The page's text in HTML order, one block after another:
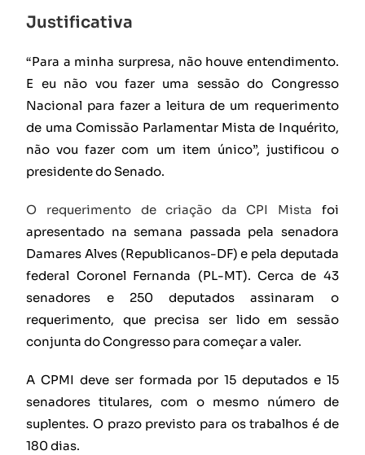
Justificativa
“Para a minha surpresa, não houve entendimento.
E eu não vou fazer uma sessão do Congresso
Nacional para fazer a leitura de um requerimento
de uma Comissão Parlamentar Mista de Inquérito,
não vou fazer com um item único”, justificou o
presidente do Senado.
O requerimento de criação da CPI Mista foi
apresentado na semana passada pela senadora
Damares Alves (Republicanos-DF) e pela deputada
federal Coronel Fernanda (PL-MT). Cerca de 43
senadores e 250 deputados assinaram o
requerimento, que precisa ser lido em sessão
conjunta do Congresso para começar a valer.
A CPMI deve ser formada por 15 deputados e 15
senadores titulares, com o mesmo número de
suplentes. O prazo previsto para os trabalhos é de
180 dias.